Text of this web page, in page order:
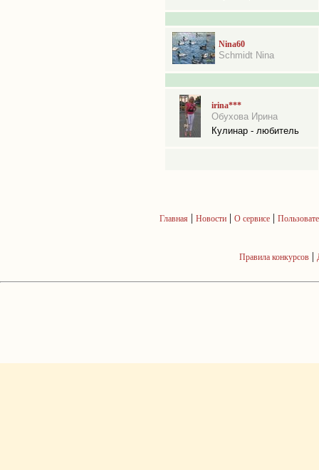
Nina60
Schmidt Nina
irina***
Обухова Ирина
Кулинар - любитель
Главная | Новости| О сервисе|
Правила конкурсов |